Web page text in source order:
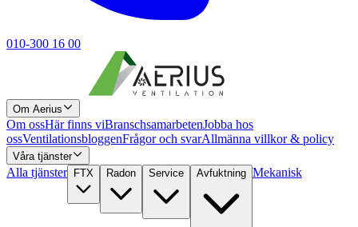
010-300 16 00
Om Aerius
Om ossHär finns viBranschsamarbetenJobba hos
ossVentilationsbloggenFrågor och svarAllmänna villkor & policy
Våra tjänster
Alla tjänster FTX Radon Service Avfuktning Mekanisk